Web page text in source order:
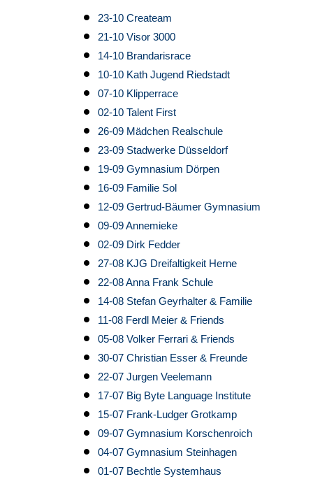
23-10 Createam
21-10 Visor 3000
14-10 Brandarisrace
10-10 Kath Jugend Riedstadt
07-10 Klipperrace
02-10 Talent First
26-09 Mädchen Realschule
23-09 Stadwerke Düsseldorf
19-09 Gymnasium Dörpen
16-09 Familie Sol
12-09 Gertrud-Bäumer Gymnasium
09-09 Annemieke
02-09 Dirk Fedder
27-08 KJG Dreifaltigkeit Herne
22-08 Anna Frank Schule
14-08 Stefan Geyrhalter & Familie
11-08 Ferdl Meier & Friends
05-08 Volker Ferrari & Friends
30-07 Christian Esser & Freunde
22-07 Jurgen Veelemann
17-07 Big Byte Language Institute
15-07 Frank-Ludger Grotkamp
09-07 Gymnasium Korschenroich
04-07 Gymnasium Steinhagen
01-07 Bechtle Systemhaus